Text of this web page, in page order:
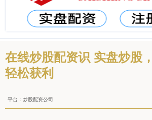
在线炒股配资识 实盘炒股
轻松获利
平台：炒股配资公司